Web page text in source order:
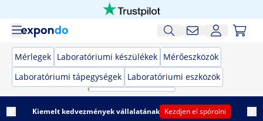
Mérlegek Laboratóriumi készülékek Mérőeszközök
Laboratóriumi tápegységek Laboratóriumi eszközök
Kiemelt kedvezmények vállalatának Kezdjen el spórolni